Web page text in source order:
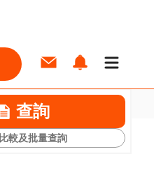
查詢
比較及批量查詢